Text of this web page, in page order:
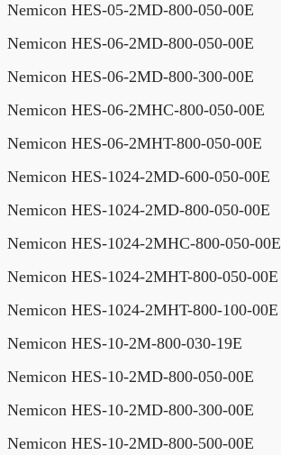
Nemicon HES-05-2MD-800-050-00E
Nemicon HES-06-2MD-800-050-00E
Nemicon HES-06-2MD-800-300-00E
Nemicon HES-06-2MHC-800-050-00E
Nemicon HES-06-2MHT-800-050-00E
Nemicon HES-1024-2MD-600-050-00E
Nemicon HES-1024-2MD-800-050-00E
Nemicon HES-1024-2MHC-800-050-00E
Nemicon HES-1024-2MHT-800-050-00E
Nemicon HES-1024-2MHT-800-100-00E
Nemicon HES-10-2M-800-030-19E
Nemicon HES-10-2MD-800-050-00E
Nemicon HES-10-2MD-800-300-00E
Nemicon HES-10-2MD-800-500-00E